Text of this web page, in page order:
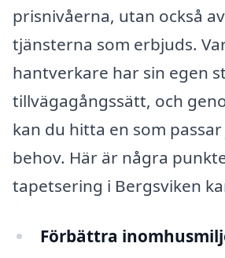
prisnivåerna, utan också
tjänsterna som erbjuds.
hantverkare har sin egen
tillvägagångssätt, och
kan du hitta en som
behov. Här är några
tapetsering i Bergsviken
Förbättra